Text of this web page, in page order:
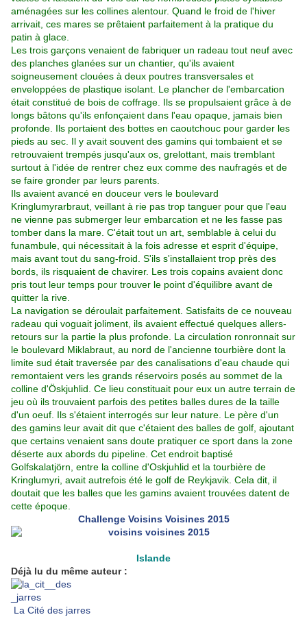
aménagées sur les collines alentour. Quand le froid de l'hiver
arrivait, ces mares se prêtaient parfaitement à la pratique du
patin à glace.
Les trois garçons venaient de fabriquer un radeau tout neuf avec
des planches glanées sur un chantier, qu'ils avaient
soigneusement clouées à deux poutres transversales et
enveloppées de plastique isolant. Le plancher de l'embarcation
était constitué de bois de coffrage. Ils se propulsaient grâce à de
longs bâtons qu'ils enfonçaient dans l'eau opaque, jamais bien
profonde. Ils portaient des bottes en caoutchouc pour garder les
pieds au sec. Il y avait souvent des gamins qui tombaient et se
retrouvaient trempés jusqu'aux os, grelottant, mais tremblant
surtout à l'idée de rentrer chez eux comme des naufragés et de
se faire gronder par leurs parents.
Ils avaient avancé en douceur vers le boulevard
Kringlumyrarbraut, veillant à rie pas trop tanguer pour que l'eau
ne vienne pas submerger leur embarcation et ne les fasse pas
tomber dans la mare. C'était tout un art, semblable à celui du
funambule, qui nécessitait à la fois adresse et esprit d'équipe,
mais avant tout du sang-froid. S'ils s'installaient trop près des
bords, ils risquaient de chavirer. Les trois copains avaient donc
pris tout leur temps pour trouver le point d'équilibre avant de
quitter la rive.
La navigation se déroulait parfaitement. Satisfaits de ce nouveau
radeau qui voguait joliment, ils avaient effectué quelques allers-
retours sur la partie la plus profonde. La circulation ronronnait sur
le boulevard Miklabraut, au nord de l'ancienne tourbière dont la
limite sud était traversée par des canalisations d'eau chaude qui
remontaient vers les grands réservoirs posés au sommet de la
colline d'Öskjuhlid. Ce lieu constituait pour eux un autre terrain de
jeu où ils trouvaient parfois des petites balles dures de la taille
d'un oeuf. Ils s'étaient interrogés sur leur nature. Le père d'un
des gamins leur avait dit que c'étaient des balles de golf, ajoutant
que certains venaient sans doute pratiquer ce sport dans la zone
déserte aux abords du pipeline. Cet endroit baptisé
Golfskalatjörn, entre la colline d'Oskjuhlid et la tourbière de
Kringlumyri, avait autrefois été le golf de Reykjavik. Cela dit, il
doutait que les balles que les gamins avaient trouvées datent de
cette époque.
Challenge Voisins Voisines 2015
Islande
Déjà lu du même auteur :
La Cité des jarres